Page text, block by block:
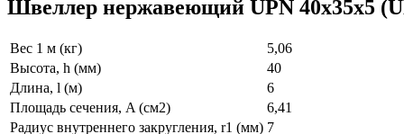
Швеллер нержавеющий UPN 40х35х5
Вес 1 м (кг)
5,06
Высота, h (мм)
40
Длина, l (м)
6
Площадь сечения, A (см2)
6,41
Радиус внутреннего закругления, r1 (мм) 7